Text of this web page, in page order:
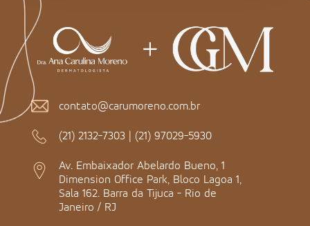
contato@carumoreno.com.br
(21) 2132-7303 | (21) 97029-5930
Av. Embaixador Abelardo Bueno, 1
Dimension Office Park, Bloco Lagoa 1,
Sala 162. Barra da Tijuca - Rio de
Janeiro / RJ